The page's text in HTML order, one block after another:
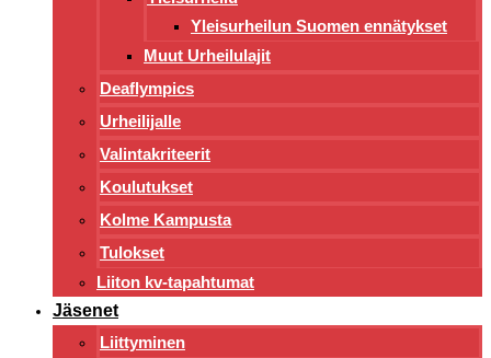
Yleisurheilun Suomen ennätykset
Muut Urheilulajit
Deaflympics
Urheilijalle
Valintakriteerit
Koulutukset
Kolme Kampusta
Tulokset
Liiton kv-tapahtumat
Jäsenet
Liittyminen